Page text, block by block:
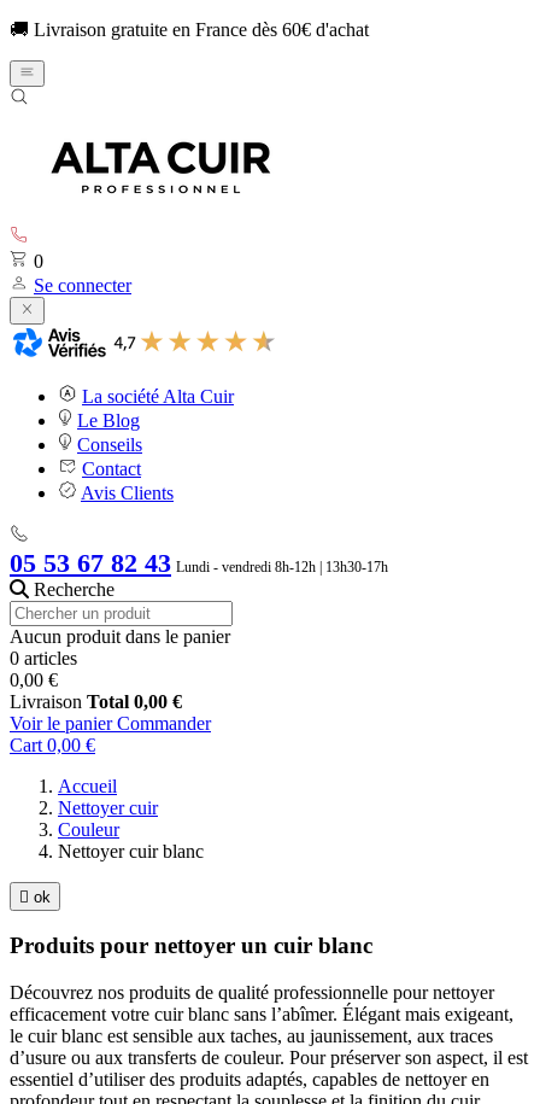
🚚 Livraison gratuite en France dès 60€ d'achat
0
Se connecter
La société Alta Cuir
Le Blog
Conseils
Contact
Avis Clients
05 53 67 82 43 Lundi - vendredi 8h-12h | 13h30-17h
Recherche
Aucun produit dans le panier
0 articles
0,00 €
Livraison Total 0,00 €
Voir le panier Commander
Cart 0,00 €
Accueil
Nettoyer cuir
Couleur
Nettoyer cuir blanc
 ok
Produits pour nettoyer un cuir blanc
Découvrez nos produits de qualité professionnelle pour nettoyer
efficacement votre cuir blanc sans l’abîmer. Élégant mais exigeant,
le cuir blanc est sensible aux taches, au jaunissement, aux traces
d’usure ou aux transferts de couleur. Pour préserver son aspect, il est
essentiel d’utiliser des produits adaptés, capables de nettoyer en